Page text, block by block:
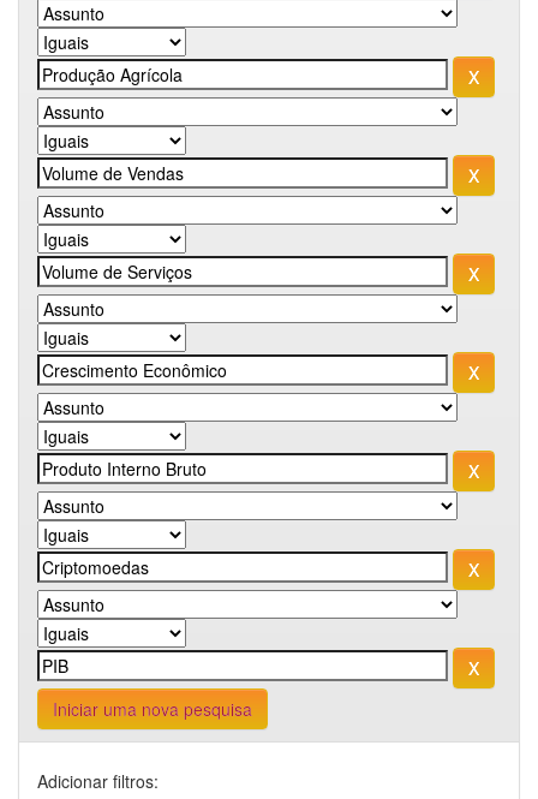
Iniciar uma nova pesquisa
Adicionar filtros: